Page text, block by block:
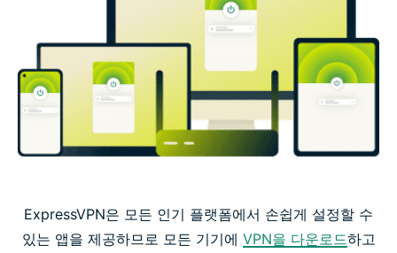
ExpressVPN은 모든 인기 플랫폼에서 손쉽게 설정할 수
있는 앱을 제공하므로 모든 기기에 VPN을 다운로드하고